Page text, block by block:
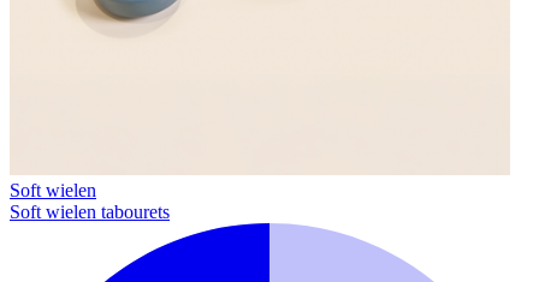
Soft wielen
Soft wielen tabourets